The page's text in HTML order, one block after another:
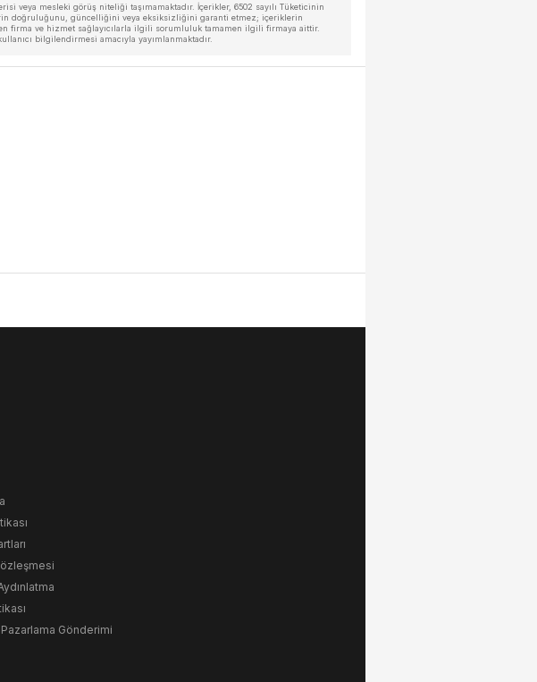
veya mesleki görüş niteliği taşımamaktadır. İçerikler, 6502 sayılı Tüketicinin
doğruluğunu, güncelliğini veya eksiksizliğini garanti etmez; içeriklerin
firma ve hizmet sağlayıcılarla ilgili sorumluluk tamamen ilgili firmaya aittir.
bilgilendirmesi amacıyla yayımlanmaktadır.
Gönderimi